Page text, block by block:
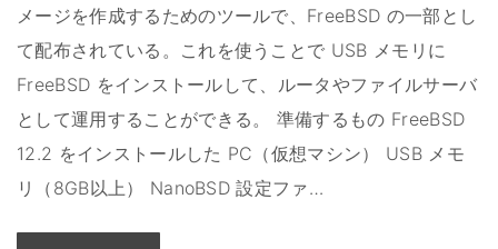
メージを作成するためのツールで、FreeBSD の一部とし
て配布されている。これを使うことで USB メモリに
FreeBSD をインストールして、ルータやファイルサーバ
として運用することができる。 準備するもの FreeBSD
12.2 をインストールした PC（仮想マシン） USB メモ
リ（8GB以上） NanoBSD 設定ファ…